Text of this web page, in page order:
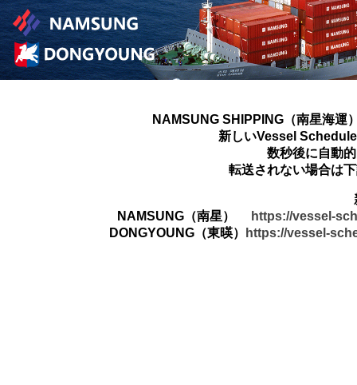
NAMSUNG SHIPPING（南星海運
新しいVessel
数秒後に自動
転送されない場合は
NAMSUNG（南星）
https://vessel-
DONGYOUNG（東暎）
https://vessel-